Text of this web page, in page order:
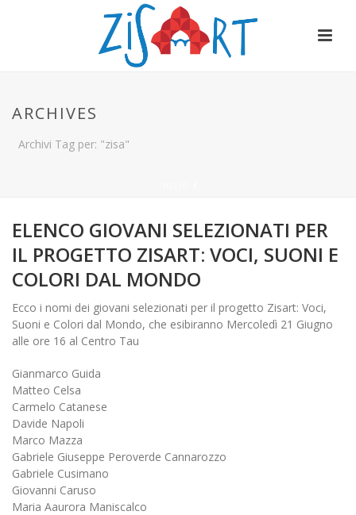
ARCHIVES
Archivi Tag per: "zisa"
ELENCO GIOVANI SELEZIONATI PER
IL PROGETTO ZISART: VOCI, SUONI E
COLORI DAL MONDO
Ecco i nomi dei giovani selezionati per il progetto Zisart: Voci,
Suoni e Colori dal Mondo, che esibiranno Mercoledì 21 Giugno
alle ore 16 al Centro Tau
Gianmarco Guida
Matteo Celsa
Carmelo Catanese
Davide Napoli
Marco Mazza
Gabriele Giuseppe Peroverde Cannarozzo
Gabriele Cusimano
Giovanni Caruso
Maria Aaurora Maniscalco